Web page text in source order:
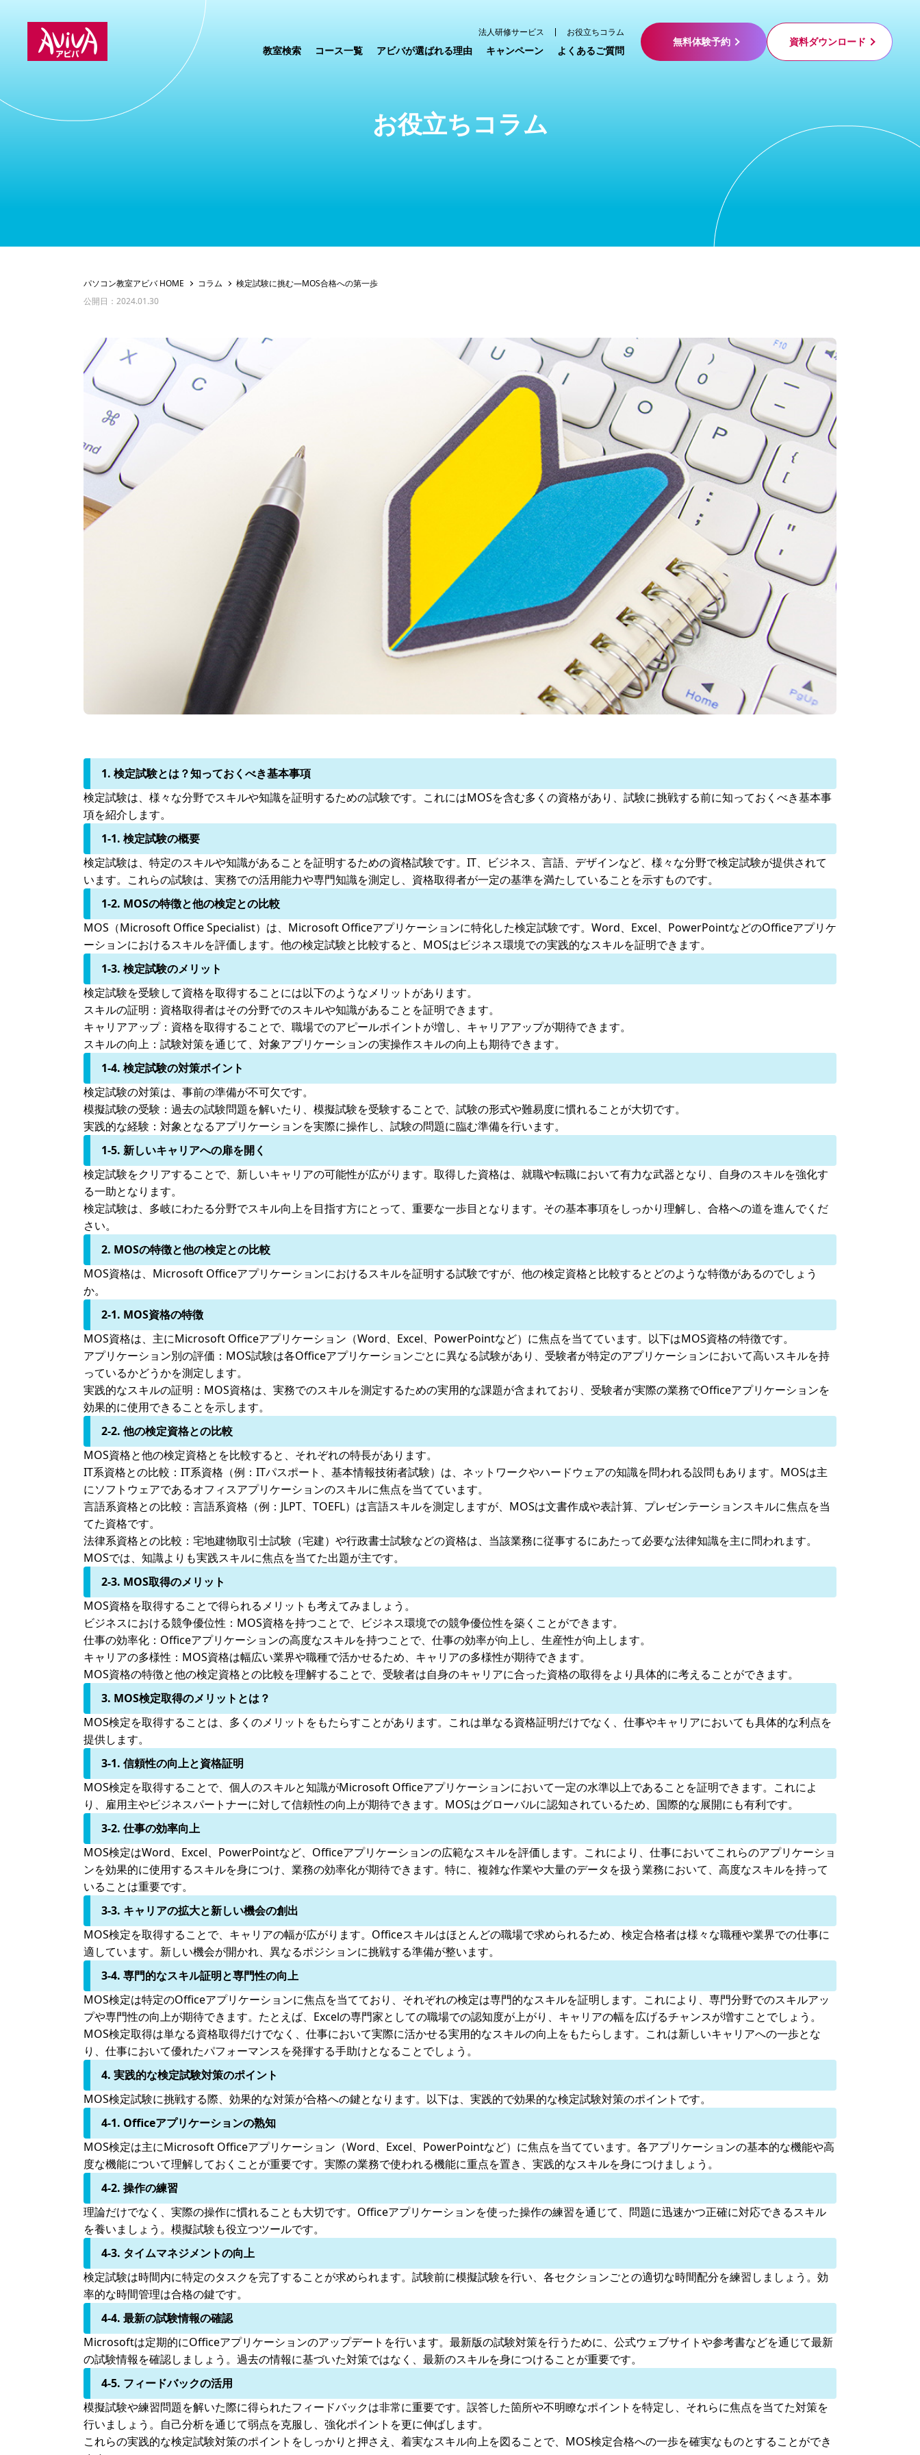
法人研修サービス お役立ちコラム
教室検索 コース一覧 アビバが選ばれる理由 キャンペーン よくあるご質問
無料体験予約 資料ダウンロード
お役立ちコラム
パソコン教室アビバ HOME コラム
検定試験に挑む―MOS合格への第一歩
公開日：2024.01.30
1. 検定試験とは？知っておくべき基本事項
検定試験は、様々な分野でスキルや知識を証明するための試験です。これにはMOSを含む多くの資格があり、試験に挑戦する前に知っておくべき基本事
項を紹介します。
1-1. 検定試験の概要
検定試験は、特定のスキルや知識があることを証明するための資格試験です。IT、ビジネス、言語、デザインなど、様々な分野で検定試験が提供されて
います。これらの試験は、実務での活用能力や専門知識を測定し、資格取得者が一定の基準を満たしていることを示すものです。
1-2. MOSの特徴と他の検定との比較
MOS（Microsoft Office Specialist）は、Microsoft Officeアプリケーションに特化した検定試験です。Word、Excel、PowerPointなどのOfficeアプリケ
ーションにおけるスキルを評価します。他の検定試験と比較すると、MOSはビジネス環境での実践的なスキルを証明できます。
1-3. 検定試験のメリット
検定試験を受験して資格を取得することには以下のようなメリットがあります。
スキルの証明： 資格取得者はその分野でのスキルや知識があることを証明できます。
キャリアアップ： 資格を取得することで、職場でのアピールポイントが増し、キャリアアップが期待できます。
スキルの向上： 試験対策を通じて、対象アプリケーションの実操作スキルの向上も期待できます。
1-4. 検定試験の対策ポイント
検定試験の対策は、事前の準備が不可欠です。
模擬試験の受験： 過去の試験問題を解いたり、模擬試験を受験することで、試験の形式や難易度に慣れることが大切です。
実践的な経験： 対象となるアプリケーションを実際に操作し、試験の問題に臨む準備を行います。
1-5. 新しいキャリアへの扉を開く
検定試験をクリアすることで、新しいキャリアの可能性が広がります。取得した資格は、就職や転職において有力な武器となり、自身のスキルを強化す
る一助となります。
検定試験は、多岐にわたる分野でスキル向上を目指す方にとって、重要な一歩目となります。その基本事項をしっかり理解し、合格への道を進んでくだ
さい。
2. MOSの特徴と他の検定との比較
MOS資格は、Microsoft Officeアプリケーションにおけるスキルを証明する試験ですが、他の検定資格と比較するとどのような特徴があるのでしょう
か。
2-1. MOS資格の特徴
MOS資格は、主にMicrosoft Officeアプリケーション（Word、Excel、PowerPointなど）に焦点を当てています。以下はMOS資格の特徴です。
アプリケーション別の評価： MOS試験は各Officeアプリケーションごとに異なる試験があり、受験者が特定のアプリケーションにおいて高いスキルを持
っているかどうかを測定します。
実践的なスキルの証明： MOS資格は、実務でのスキルを測定するための実用的な課題が含まれており、受験者が実際の業務でOfficeアプリケーションを
効果的に使用できることを示します。
2-2. 他の検定資格との比較
MOS資格と他の検定資格とを比較すると、それぞれの特長があります。
IT系資格との比較： IT系資格（例：ITパスポート、基本情報技術者試験）は、ネットワークやハードウェアの知識を問われる設問もあります。MOSは主
にソフトウェアであるオフィスアプリケーションのスキルに焦点を当てています。
言語系資格との比較： 言語系資格（例：JLPT、TOEFL）は言語スキルを測定しますが、MOSは文書作成や表計算、プレゼンテーションスキルに焦点を当
てた資格です。
法律系資格との比較： 宅地建物取引士試験（宅建）や行政書士試験などの資格は、当該業務に従事するにあたって必要な法律知識を主に問われます。
MOSでは、知識よりも実践スキルに焦点を当てた出題が主です。
2-3. MOS取得のメリット
MOS資格を取得することで得られるメリットも考えてみましょう。
ビジネスにおける競争優位性： MOS資格を持つことで、ビジネス環境での競争優位性を築くことができます。
仕事の効率化： Officeアプリケーションの高度なスキルを持つことで、仕事の効率が向上し、生産性が向上します。
キャリアの多様性： MOS資格は幅広い業界や職種で活かせるため、キャリアの多様性が期待できます。
MOS資格の特徴と他の検定資格との比較を理解することで、受験者は自身のキャリアに合った資格の取得をより具体的に考えることができます。
3. MOS検定取得のメリットとは？
MOS検定を取得することは、多くのメリットをもたらすことがあります。これは単なる資格証明だけでなく、仕事やキャリアにおいても具体的な利点を
提供します。
3-1. 信頼性の向上と資格証明
MOS検定を取得することで、個人のスキルと知識がMicrosoft Officeアプリケーションにおいて一定の水準以上であることを証明できます。これによ
り、雇用主やビジネスパートナーに対して信頼性の向上が期待できます。MOSはグローバルに認知されているため、国際的な展開にも有利です。
3-2. 仕事の効率向上
MOS検定はWord、Excel、PowerPointなど、Officeアプリケーションの広範なスキルを評価します。これにより、仕事においてこれらのアプリケーショ
ンを効果的に使用するスキルを身につけ、業務の効率化が期待できます。特に、複雑な作業や大量のデータを扱う業務において、高度なスキルを持って
いることは重要です。
3-3. キャリアの拡大と新しい機会の創出
MOS検定を取得することで、キャリアの幅が広がります。Officeスキルはほとんどの職場で求められるため、検定合格者は様々な職種や業界での仕事に
適しています。新しい機会が開かれ、異なるポジションに挑戦する準備が整います。
3-4. 専門的なスキル証明と専門性の向上
MOS検定は特定のOfficeアプリケーションに焦点を当てており、それぞれの検定は専門的なスキルを証明します。これにより、専門分野でのスキルアッ
プや専門性の向上が期待できます。たとえば、Excelの専門家としての職場での認知度が上がり、キャリアの幅を広げるチャンスが増すことでしょう。
MOS検定取得は単なる資格取得だけでなく、仕事において実際に活かせる実用的なスキルの向上をもたらします。これは新しいキャリアへの一歩とな
り、仕事において優れたパフォーマンスを発揮する手助けとなることでしょう。
4. 実践的な検定試験対策のポイント
MOS検定試験に挑戦する際、効果的な対策が合格への鍵となります。以下は、実践的で効果的な検定試験対策のポイントです。
4-1. Officeアプリケーションの熟知
MOS検定は主にMicrosoft Officeアプリケーション（Word、Excel、PowerPointなど）に焦点を当てています。各アプリケーションの基本的な機能や高
度な機能について理解しておくことが重要です。実際の業務で使われる機能に重点を置き、実践的なスキルを身につけましょう。
4-2. 操作の練習
理論だけでなく、実際の操作に慣れることも大切です。Officeアプリケーションを使った操作の練習を通じて、問題に迅速かつ正確に対応できるスキル
を養いましょう。模擬試験も役立つツールです。
4-3. タイムマネジメントの向上
検定試験は時間内に特定のタスクを完了することが求められます。試験前に模擬試験を行い、各セクションごとの適切な時間配分を練習しましょう。効
率的な時間管理は合格の鍵です。
4-4. 最新の試験情報の確認
Microsoftは定期的にOfficeアプリケーションのアップデートを行います。最新版の試験対策を行うために、公式ウェブサイトや参考書などを通じて最新
の試験情報を確認しましょう。過去の情報に基づいた対策ではなく、最新のスキルを身につけることが重要です。
4-5. フィードバックの活用
模擬試験や練習問題を解いた際に得られたフィードバックは非常に重要です。誤答した箇所や不明瞭なポイントを特定し、それらに焦点を当てた対策を
行いましょう。自己分析を通じて弱点を克服し、強化ポイントを更に伸ばします。
これらの実践的な検定試験対策のポイントをしっかりと押さえ、着実なスキル向上を図ることで、MOS検定合格への一歩を確実なものとすることができ